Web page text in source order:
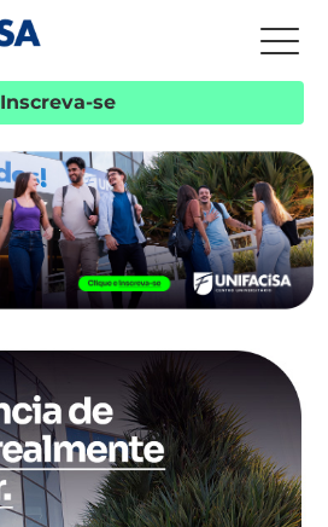
Inscreva-se